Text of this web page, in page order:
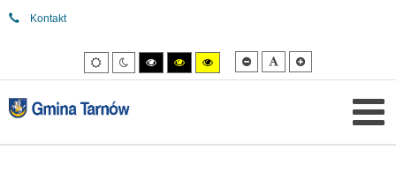
Kontakt
Tryb
domyślny
Tryb
nocny
Tryb
wysokiego
kontrastu
Tryb
wysokiego
kontrastu
Tryb
wysokiego
kontrastu
Mniejsza
czcionka
Domyślna
czcionka